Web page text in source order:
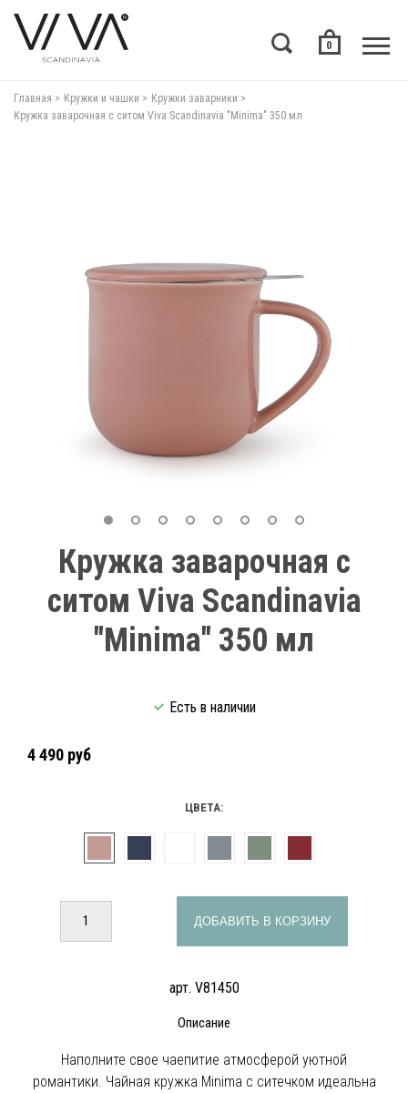
0
Главная Кружки и чашки
Кружки заварники
Кружка заварочная с ситом Viva Scandinavia "Minima" 350 мл
Кружка заварочная с
ситом Viva Scandinavia
"Minima" 350 мл
Есть в наличии
4 490 руб
ЦВЕТА:
ДОБАВИТЬ В КОРЗИНУ
арт. V81450
Описание
Наполните свое чаепитие атмосферой уютной
романтики. Чайная кружка Minima с ситечком идеальна